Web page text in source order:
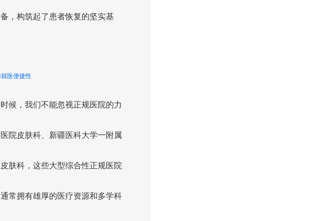
，构筑起了患者恢复的坚实基
医便捷性
候，我们不能忽视正规医院的力
院皮肤科、新疆医科大学一附属
肤科，这些大型综合性正规医院
常拥有雄厚的医疗资源和多学科